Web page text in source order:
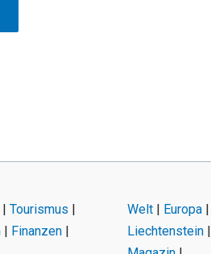
| Tourismus |
| Finanzen |
Welt| Europa|
Liechtenstein|